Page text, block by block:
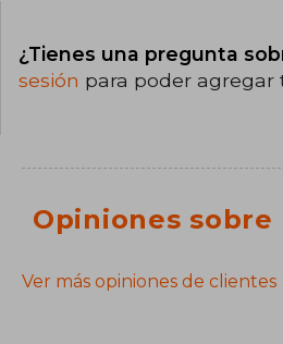
¿Tienes una pregunta
sesión para poder
Opiniones sobre
Ver más opiniones de clientes